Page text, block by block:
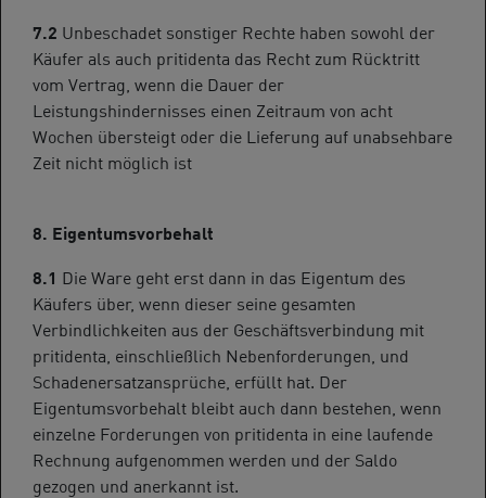
7.2 Unbeschadet sonstiger Rechte haben sowohl der
Käufer als auch pritidenta das Recht zum Rücktritt
vom Vertrag, wenn die Dauer der
Leistungshindernisses einen Zeitraum von acht
Wochen übersteigt oder die Lieferung auf unabsehbare
Zeit nicht möglich ist
8. Eigentumsvorbehalt
8.1 Die Ware geht erst dann in das Eigentum des
Käufers über, wenn dieser seine gesamten
Verbindlichkeiten aus der Geschäftsverbindung mit
pritidenta, einschließlich Nebenforderungen, und
Schadenersatzansprüche, erfüllt hat. Der
Eigentumsvorbehalt bleibt auch dann bestehen, wenn
einzelne Forderungen von pritidenta in eine laufende
Rechnung aufgenommen werden und der Saldo
gezogen und anerkannt ist.